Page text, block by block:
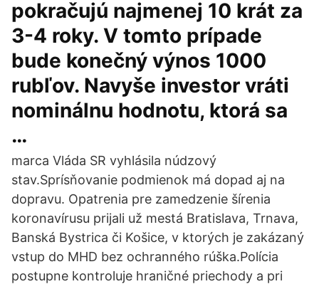
pokračujú najmenej 10 krát za
3-4 roky. V tomto prípade
bude konečný výnos 1000
rubľov. Navyše investor vráti
nominálnu hodnotu, ktorá sa
…
marca Vláda SR vyhlásila núdzový
stav.Sprísňovanie podmienok má dopad aj na
dopravu. Opatrenia pre zamedzenie šírenia
koronavírusu prijali už mestá Bratislava, Trnava,
Banská Bystrica či Košice, v ktorých je zakázaný
vstup do MHD bez ochranného rúška.Polícia
postupne kontroluje hraničné priechody a pri